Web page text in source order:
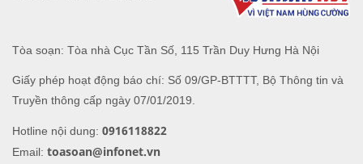
Tòa soạn: Tòa nhà Cục Tần Số, 115 Trần Duy Hưng Hà Nội
Giấy phép hoạt động báo chí: Số 09/GP-BTTTT, Bộ Thông tin và
Truyền thông cấp ngày 07/01/2019.
Hotline nội dung: 0916118822
Email: toasoan@infonet.vn